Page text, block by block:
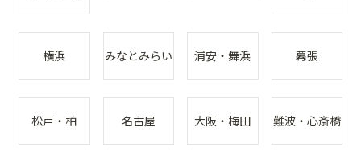
横浜 みなとみらい 浦安・舞浜 幕張
松戸・柏 名古屋 大阪・梅田 難波・心斎橋